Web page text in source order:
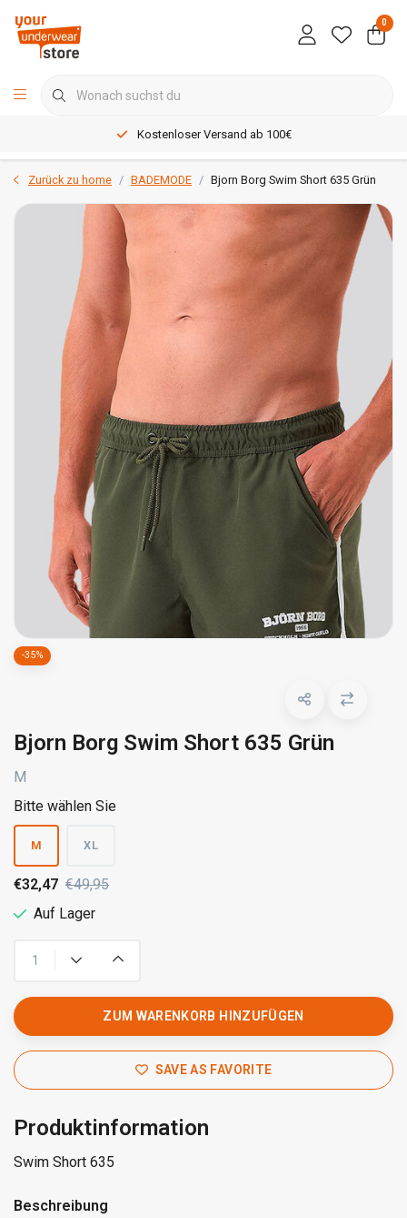
0
Kostenloser Versand ab 100€
Zurück zu home BADEMODE Bjorn Borg Swim Short 635 Grün
-35%
Bjorn Borg Swim Short 635 Grün
M
Bitte wählen Sie
M XL
€32,47 €49,95
Auf Lager
ZUM WARENKORB HINZUFÜGEN
SAVE AS FAVORITE
Produktinformation
Swim Short 635
Beschreibung